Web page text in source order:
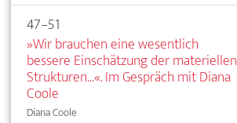
47–51
»Wir brauchen eine wesentlich
bessere Einschätzung der materiellen
Strukturen...«. Im Gespräch mit Diana
Coole
Diana Coole